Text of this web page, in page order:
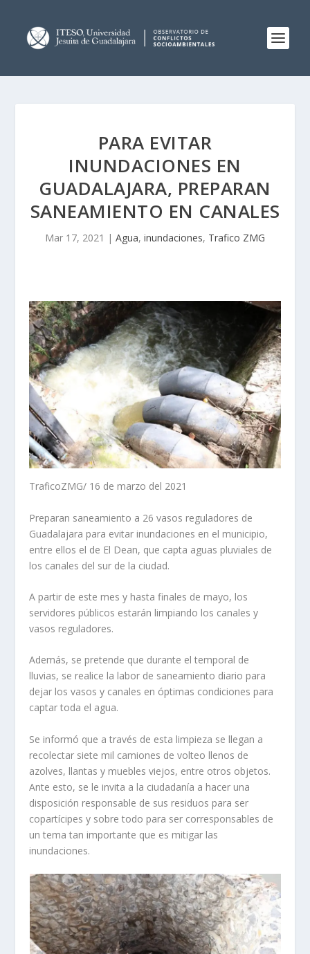
PARA EVITAR
INUNDACIONES EN
GUADALAJARA, PREPARAN
SANEAMIENTO EN CANALES
Mar 17, 2021 | Agua, inundaciones, Trafico ZMG
TraficoZMG/ 16 de marzo del 2021
Preparan saneamiento a 26 vasos reguladores de
Guadalajara para evitar inundaciones en el municipio,
entre ellos el de El Dean, que capta aguas pluviales de
los canales del sur de la ciudad.
A partir de este mes y hasta finales de mayo, los
servidores públicos estarán limpiando los canales y
vasos reguladores.
Además, se pretende que durante el temporal de
lluvias, se realice la labor de saneamiento diario para
dejar los vasos y canales en óptimas condiciones para
captar toda el agua.
Se informó que a través de esta limpieza se llegan a
recolectar siete mil camiones de volteo llenos de
azolves, llantas y muebles viejos, entre otros objetos.
Ante esto, se le invita a la ciudadanía a hacer una
disposición responsable de sus residuos para ser
copartícipes y sobre todo para ser corresponsables de
un tema tan importante que es mitigar las
inundaciones.